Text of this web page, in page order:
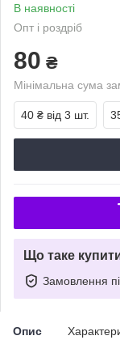
В наявності
Опт і роздріб
80 ₴
Мінімальна сума
40 ₴ від 3 шт.
Що таке
Замовлення
Опис